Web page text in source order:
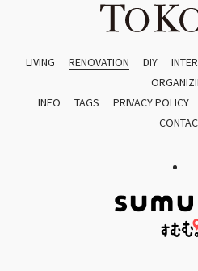
LIVING RENOVATION DIY
INFO
TAGS PRIVACY POLICY